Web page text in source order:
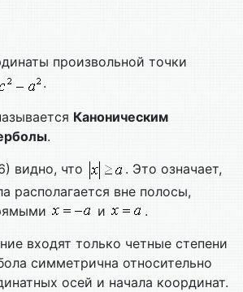
произвольной точки
.
Каноническим
.
видно, что
. Это означает,
располагается вне полосы,
и
.
входят только четные степени
симметрична относительно
осей и начала координат.